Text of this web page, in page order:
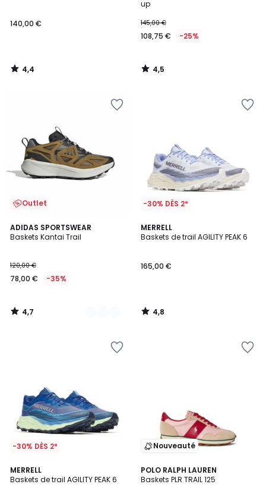
140,00 €
4,4
/
up
145,00 €
108,75 € -25%
4,5
/
Outlet
ADIDAS SPORTSWEAR
Baskets Kantai Trail
120,00 €
78,00 € -35%
4,7
/ 5
2
Couleurs
4,7
/
-30% DÈS 2*
MERRELL
Baskets de trail AGILITY PEAK 6
165,00 €
4,8
/ 5
4,8
/
-30% DÈS 2*
MERRELL
Baskets de trail AGILITY PEAK 6
4,5
/ 5
Nouveauté
POLO RALPH LAUREN
Baskets PLR TRAIL 125